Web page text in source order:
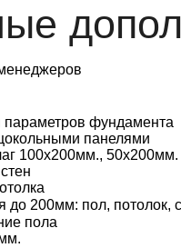
параметров фундамента
панелями
100х200мм., 50х200мм.
до 200мм: пол, потолок,
пола